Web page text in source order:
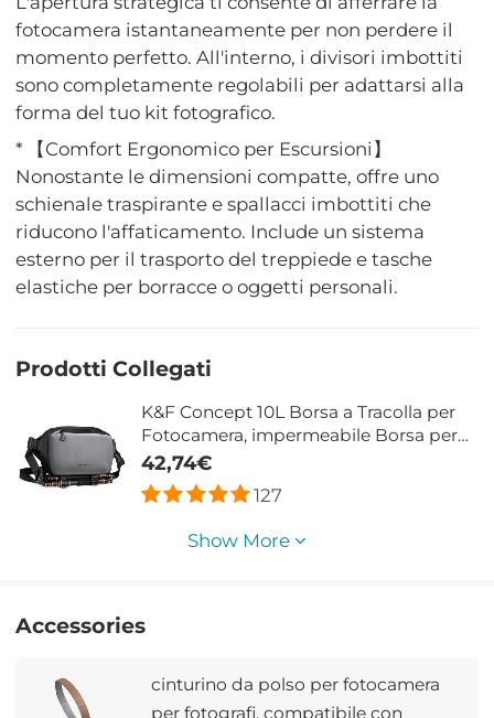
fotocamera istantaneamente per non perdere il
momento perfetto. All'interno, i divisori imbottiti
sono completamente regolabili per adattarsi alla
forma del tuo kit fotografico.
* 【Comfort Ergonomico per Escursioni】
Nonostante le dimensioni compatte, offre uno
schienale traspirante e spallacci imbottiti che
riducono l'affaticamento. Include un sistema
esterno per il trasporto del treppiede e tasche
elastiche per borracce o oggetti personali.
Prodotti Collegati
K&F Concept 10L Borsa a Tracolla per
Fotocamera, impermeabile Borsa per
Fotocamera a Spalla Singola Zaino
Fotografico Piccolo Casual Borsa
Fotocamera Compatibile con macchina
Wander 01 Grigio
42,74€
127
Show More
Accessories
cinturino da polso per fotocamera
per fotografi, compatibile con